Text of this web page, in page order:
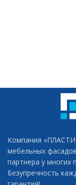
Компания
мебельных
партнера у многих
Безупречность